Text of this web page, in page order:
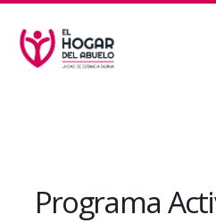
Programa